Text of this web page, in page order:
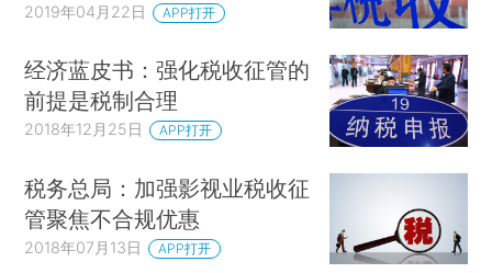
2019年04月22日 APP打开
经济蓝皮书：强化税收征管的
前提是税制合理
2018年12月25日 APP打开
税务总局：加强影视业税收征
管聚焦不合规优惠
2018年07月13日 APP打开